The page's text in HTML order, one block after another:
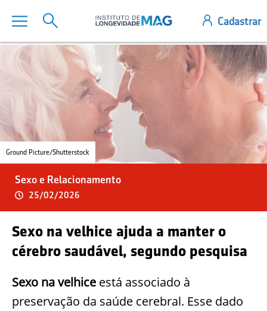
Ground Picture/Shutterstock
Sexo e Relacionamento
25/02/2026
Sexo na velhice ajuda a manter o
cérebro saudável, segundo pesquisa
Sexo na velhice está associado à
preservação da saúde cerebral. Esse dado